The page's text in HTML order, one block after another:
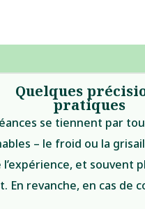
Quelques
pratiques
se tiennent par
– le froid ou la
l’expérience, et souvent
En revanche, en cas de